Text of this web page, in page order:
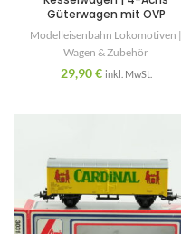
Güterwagen mit OVP
Modelleisenbahn Lokomotiven |
Wagen & Zubehör
29,90€ inkl. MwSt.